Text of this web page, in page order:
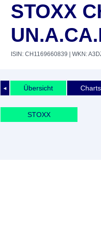
STOXX
ISIN: CH1169660839 | WKN:
◄ Übersicht Charts
STOXX